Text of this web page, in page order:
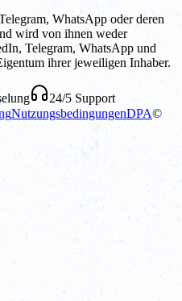
WhatsApp oder deren
wird von ihnen weder
Telegram, WhatsApp und
ihrer jeweiligen Inhaber.
24/5 Support
NutzungsbedingungenDPA©